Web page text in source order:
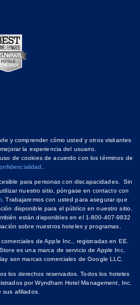
y comprender cómo usted y otros visitantes
la experiencia del usuario.
de cookies de acuerdo con los términos de
.
para personas con discapacidades. Sin
nuestro sitio, póngase en contacto con
. Trabajaremos con usted para asegurar que
disponible para el público en nuestro sitio.
están disponibles en el 1-800-407-9832
sobre nuestros hoteles y programas.
de Apple Inc., registradas en EE.
es una marca de servicio de Apple Inc.
son marcas comerciales de Google LLC.
los derechos reservados. Todos los hoteles
por Wyndham Hotel Management, Inc.
sus afiliados.